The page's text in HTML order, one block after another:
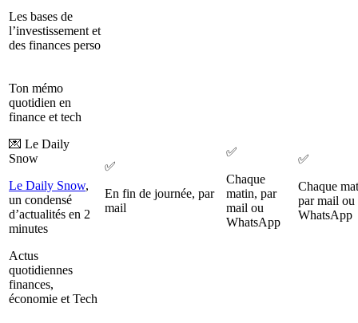
Les bases de
l’investissement et
des finances perso
Ton mémo
quotidien en
finance et tech
💌 Le Daily
Snow
Le Daily Snow,
un condensé
d’actualités en 2
minutes
Actus
quotidiennes
finances,
économie et Tech
✅
En fin de journée, par
mail
✅
Chaque
matin, par
mail ou
WhatsApp
✅
Chaque
par mail ou
WhatsApp